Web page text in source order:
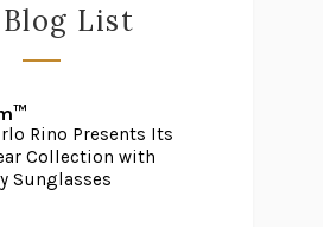
List
Rino Presents Its
Collection with
Sunglasses